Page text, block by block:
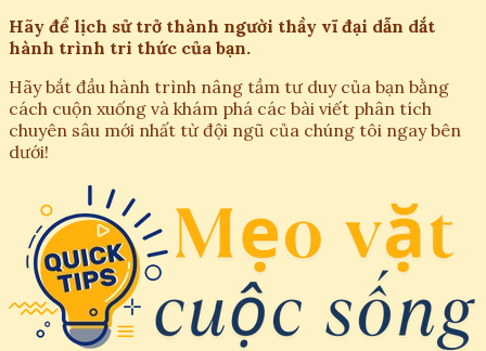
Hãy để lịch sử trở thành người thầy vĩ đại dẫn dắt
hành trình tri thức của bạn.
Hãy bắt đầu hành trình nâng tầm tư duy của bạn bằng
cách cuộn xuống và khám phá các bài viết phân tích
chuyên sâu mới nhất từ đội ngũ của chúng tôi ngay bên
dưới!